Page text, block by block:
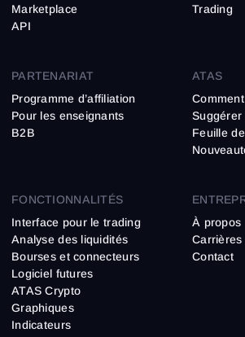
FONCTIONNALITÉS
Interface pour le trading
Analyse des liquidités
Bourses et connecteurs
Logiciel futures
ATAS Crypto
Graphiques
Indicateurs
Marketplace
API
Trading
PARTENARIAT
Programme d’affiliation
Pour les enseignants
B2B
ATAS
Suggérer
Feuille
À propos
Carrières
Contact